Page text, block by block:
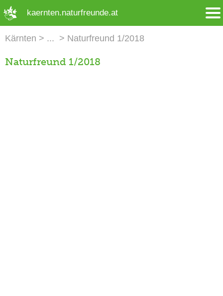
kaernten.naturfreunde.at
Kärnten Naturfreund 1/2018
Naturfreund 1/2018